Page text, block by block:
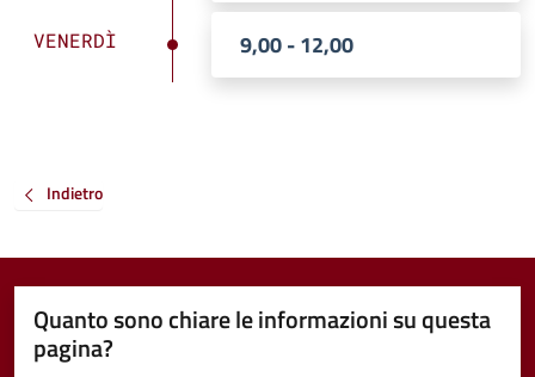
VENERDÌ 9,00 - 12,00
Indietro
Quanto sono chiare le informazioni su questa
pagina?